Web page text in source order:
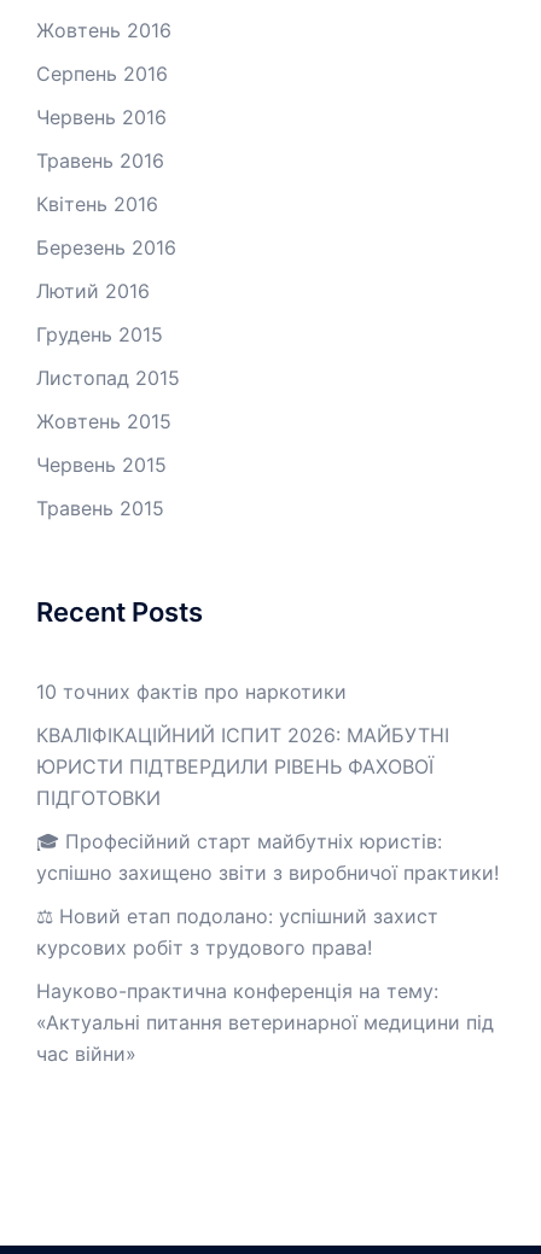
Жовтень 2016
Серпень 2016
Червень 2016
Травень 2016
Квітень 2016
Березень 2016
Лютий 2016
Грудень 2015
Листопад 2015
Жовтень 2015
Червень 2015
Травень 2015
Recent Posts
10 точних фактів про наркотики
КВАЛІФІКАЦІЙНИЙ ІСПИТ 2026: МАЙБУТНІ
ЮРИСТИ ПІДТВЕРДИЛИ РІВЕНЬ ФАХОВОЇ
ПІДГОТОВКИ
🎓 Професійний старт майбутніх юристів:
успішно захищено звіти з виробничої практики!
⚖️ Новий етап подолано: успішний захист
курсових робіт з трудового права!
Науково-практична конференція на тему:
«Актуальні питання ветеринарної медицини під
час війни»